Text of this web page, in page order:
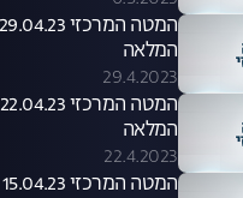
המלאה
29.4.2023
המלאה
22.4.2023